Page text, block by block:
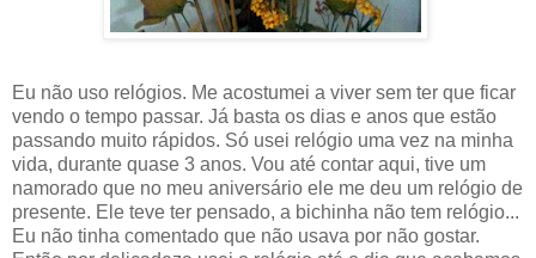
Eu não uso relógios. Me acostumei a viver sem ter que ficar
vendo o tempo passar. Já basta os dias e anos que estão
passando muito rápidos. Só usei relógio uma vez na minha
vida, durante quase 3 anos. Vou até contar aqui, tive um
namorado que no meu aniversário ele me deu um relógio de
presente. Ele teve ter pensado, a bichinha não tem relógio...
Eu não tinha comentado que não usava por não gostar.